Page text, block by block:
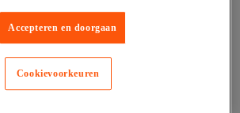
en opbergtas
en versterkte kist
Accepteren en doorgaan
Cookievoorkeuren